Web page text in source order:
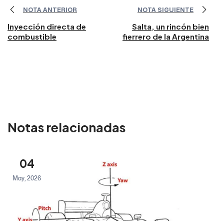
NOTA ANTERIOR
Inyección directa de
combustible
NOTA SIGUIENTE
Salta, un rincón bien
fierrero de la Argentina
Notas relacionadas
04
May, 2026